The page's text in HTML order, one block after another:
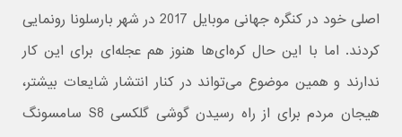
اصلی خود در کنگره جهانی موبایل 2017 در شهر بارسلونا رونمایی
کردند. اما با این حال کره‌ای‌‌ها هنوز هم عجله‌ای برای این کار
ندارند و همین موضوع می‌تواند در کنار انتشار شایعات بیشتر،
هیجان مردم برای از راه رسیدن گوشی گلکسی S8 سامسونگ